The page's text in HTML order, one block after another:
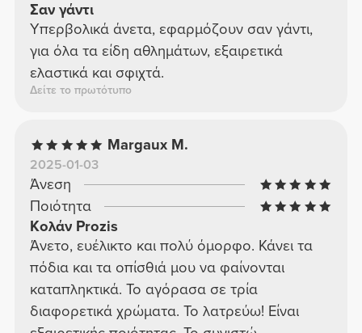
Σαν γάντι
Υπερβολικά άνετα, εφαρμόζουν σαν γάντι,
για όλα τα είδη αθλημάτων, εξαιρετικά
ελαστικά και σφιχτά.
Δείτε το πρωτότυπο
Margaux M.
2025-01-03
Άνεση
Ποιότητα
Κολάν Prozis
Άνετο, ευέλικτο και πολύ όμορφο. Κάνει τα
πόδια και τα οπίσθιά μου να φαίνονται
καταπληκτικά. Το αγόρασα σε τρία
διαφορετικά χρώματα. Το λατρεύω! Είναι